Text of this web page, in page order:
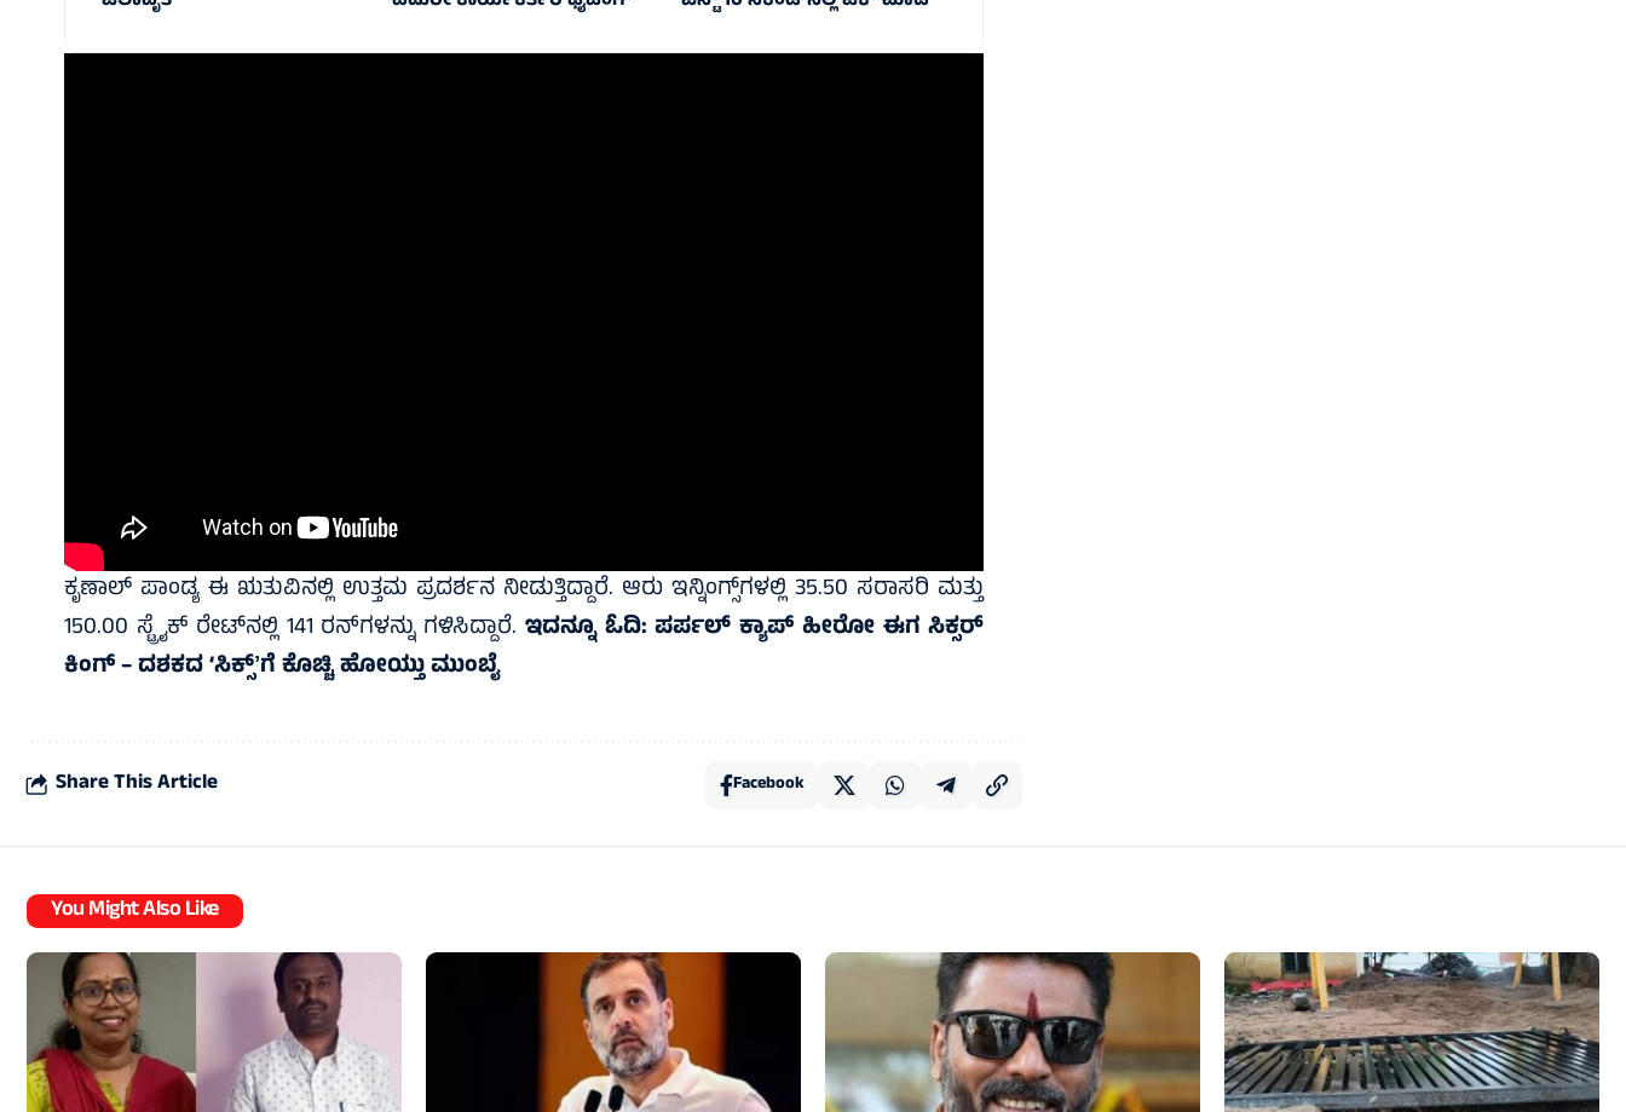
ಕೃಣಾಲ್‌ ಪಾಂಡ್ಯ ಈ ಋತುವಿನಲ್ಲಿ ಉತ್ತಮ ಪ್ರದರ್ಶನ ನೀಡುತ್ತಿದ್ದಾರೆ. ಆರು ಇನ್ನಿಂಗ್ಸ್‌ಗಳಲ್ಲಿ 35.50 ಸರಾಸರಿ ಮತ್ತು
150.00 ಸ್ಟ್ರೈಕ್ ರೇಟ್‌ನಲ್ಲಿ 141 ರನ್‌ಗಳನ್ನು ಗಳಿಸಿದ್ದಾರೆ. ಇದನ್ನೂ ಓದಿ:ಪರ್ಪಲ್ ಕ್ಯಾಪ್ ಹೀರೋ ಈಗ ಸಿಕ್ಸರ್
ಕಿಂಗ್ – ದಶಕದ ‘ಸಿಕ್ಸ್‌ʼಗೆ ಕೊಚ್ಚಿ ಹೋಯ್ತು ಮುಂಬೈ
Share This Article Facebook
You Might Also Like